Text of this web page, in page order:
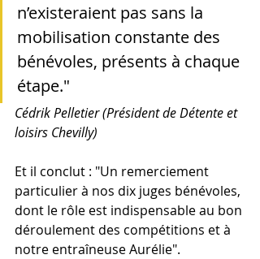
n’existeraient pas sans la
mobilisation constante des
bénévoles, présents à chaque
étape."
Cédrik Pelletier (Président de Détente et
loisirs Chevilly)
Et il conclut : "Un remerciement
particulier à nos dix juges bénévoles,
dont le rôle est indispensable au bon
déroulement des compétitions et à
notre entraîneuse Aurélie".